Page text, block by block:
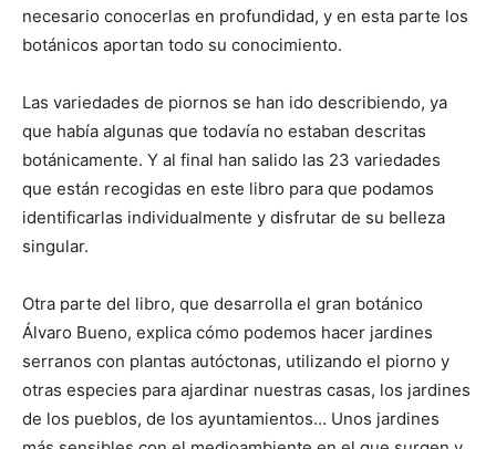
necesario conocerlas en profundidad, y en esta parte los
botánicos aportan todo su conocimiento.
Las variedades de piornos se han ido describiendo, ya
que había algunas que todavía no estaban descritas
botánicamente. Y al final han salido las 23 variedades
que están recogidas en este libro para que podamos
identificarlas individualmente y disfrutar de su belleza
singular.
Otra parte del libro, que desarrolla el gran botánico
Álvaro Bueno, explica cómo podemos hacer jardines
serranos con plantas autóctonas, utilizando el piorno y
otras especies para ajardinar nuestras casas, los jardines
de los pueblos, de los ayuntamientos… Unos jardines